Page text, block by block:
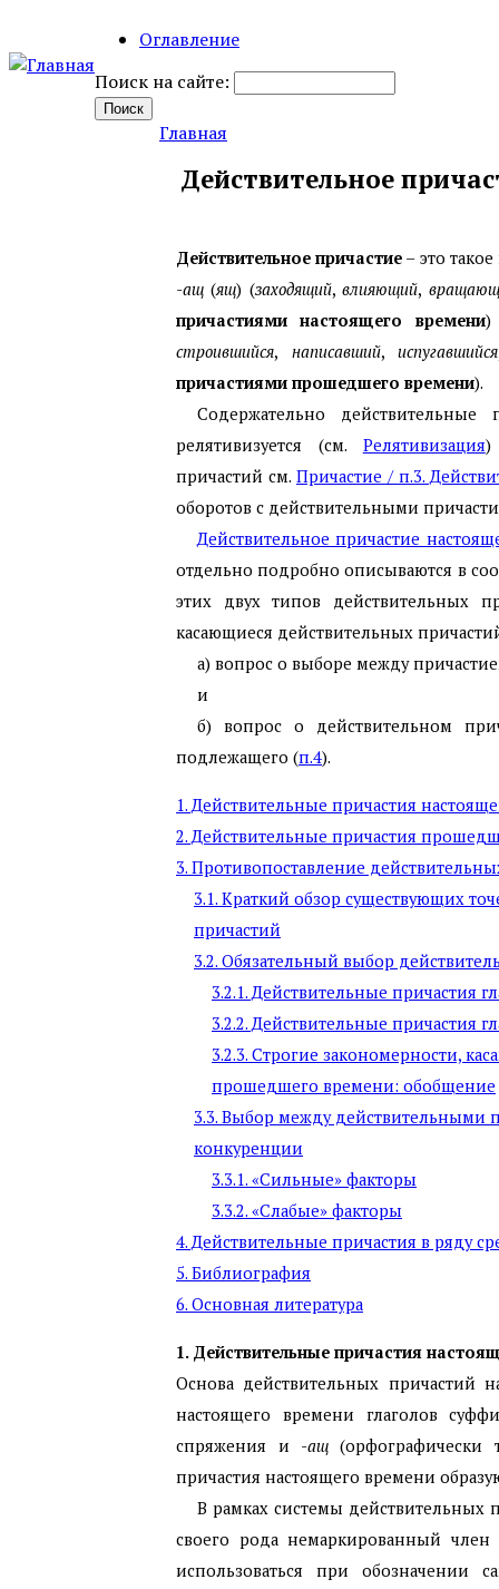
Оглавление
Поиск на сайте:
Главная
Действительное
Действительное причастие – это
-ащ(ящ) (заходящий,влияющий,
причастиями настоящего времени)
строившийся, написавший, испугавшийся
причастиями прошедшего времени).
Содержательно
релятивизуется (см. Релятивизация)
причастий см. Причастие / п.3.
оборотов с действительными
Действительное причастие
отдельно подробно описываются в
этих двух типов действительных
касающиеся действительных
а) вопрос о выборе между
и
б) вопрос о действительном
подлежащего (п.4).
1. Действительные причастия
2. Действительные причастия
3. Противопоставление
3.1. Краткий обзор существующих
причастий
3.2. Обязательный выбор
3.2.1. Действительные причастия
3.2.2. Действительные причастия
3.2.3. Строгие закономерности,
прошедшего времени: обобщение
3.3. Выбор между действительными
конкуренции
3.3.1. «Сильные» факторы
3.3.2. «Слабые» факторы
4. Действительные причастия в ряду
5. Библиография
6. Основная литература
1. Действительные причастия
Основа действительных причастий
настоящего времени глаголов
спряжения и -ащ(орфографически
причастия настоящего времени
В рамках системы действительных
своего рода немаркированный член
использоваться при обозначении